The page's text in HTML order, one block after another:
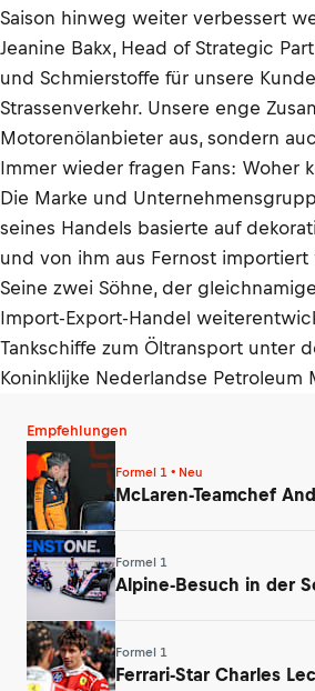
Saison hinweg weiter verbessert
Jeanine Bakx, Head of Strategic
und Schmierstoffe für unsere
Strassenverkehr. Unsere enge
Motorenölanbieter aus, sondern
Immer wieder fragen Fans: Woher
Die Marke und
seines Handels basierte auf
und von ihm aus Fernost importiert
Seine zwei Söhne, der
Import-Export-Handel
Tankschiffe zum Öltransport unter
Koninklijke Nederlandse Petroleum
Empfehlungen
Formel 1 • Neu
McLaren-Teamchef
Formel 1
Alpine-Besuch in der
Formel 1
Ferrari-Star Charles